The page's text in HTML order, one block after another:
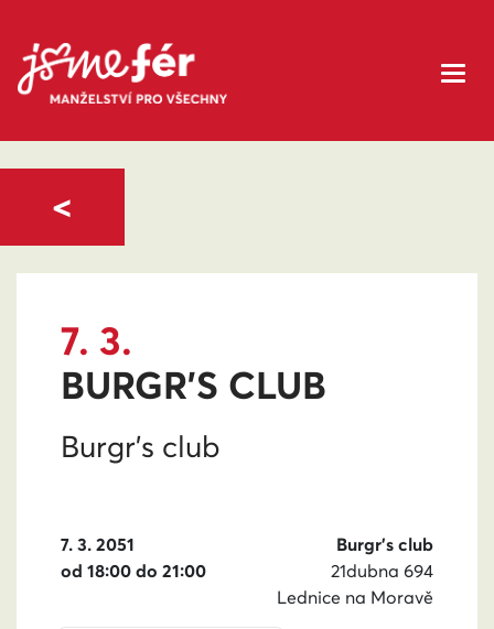
7. 3.
BURGR’S CLUB
Burgr’s club
7. 3. 2051
od 18:00 do 21:00
Burgr’s club
21dubna 694
Lednice na Moravě
<